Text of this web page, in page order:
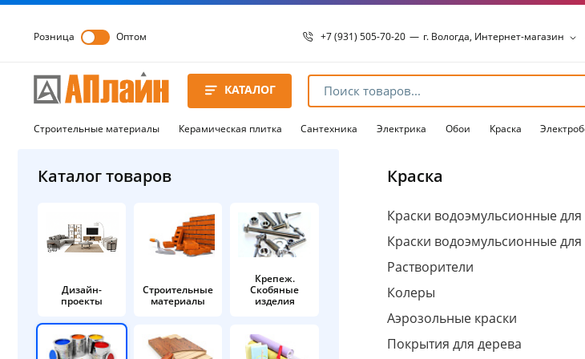
Розница Оптом +7 (931) 505-70-20 — г. Вологда, Интернет-магазин
8 8172 54-15-98
8 8172 54-15-96
г. Вологда, Пошехонское ш., 18
КАТАЛОГ
Строительные материалы Керамическая плитка Сантехника Электрика Обои Краска
Каталог товаров
Дизайн-
проекты
Строительные
материалы
Крепеж.
Скобяные
изделия
Краска
Краски водоэмульсионные
Краски водоэмульсионные
Растворители
Колеры
Аэрозольные краски
Покрытия для дерева
Для клиентов всех банков
Разбейтеоплату
на части
График платежей